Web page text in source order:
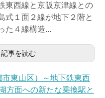
東西線と京阪京津線との
式１面２線が地下２階と
た４線構造...
記事を読む